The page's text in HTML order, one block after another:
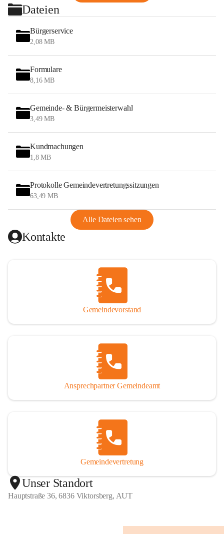
Dateien
Bürgerservice
2,08 MB
Formulare
8,16 MB
Gemeinde- & Bürgermeisterwahl
3,49 MB
Kundmachungen
1,8 MB
Protokolle Gemeindevertretungssitzungen
63,49 MB
Alle Dateien sehen
Kontakte
Gemeindevorstand
Ansprechpartner Gemeindeamt
Gemeindevertretung
Unser Standort
Hauptstraße 36, 6836 Viktorsberg, AUT